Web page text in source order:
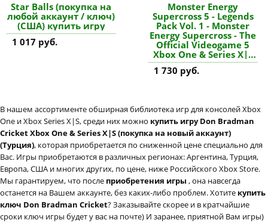
Star Balls (покупка на
любой аккаунт / ключ)
(США) купить игру
1 017 руб.
Monster Energy
Supercross 5 - Legends
Pack Vol. 1 - Monster
Energy Supercross - The
Official Videogame 5
Xbox One & Series X|S
(покупка на любой
аккаунт / ключ) (США)
1 730 руб.
В нашем ассортименте обширная библиотека игр для консолей Xbox
One и Xbox Series X|S, среди них можно купить игру Don Bradman
Cricket Xbox One & Series X|S (покупка на новый аккаунт)
(Турция), которая приобретается по сниженной цене специально для
Вас. Игры приобретаются в различных регионах: Аргентина, Турция,
Европа, США и многих других, по цене, ниже Российского Xbox Store.
Мы гарантируем, что после приобретения игры , она навсегда
останется на Вашем аккаунте, без каких-либо проблем. Хотите купить
ключ Don Bradman Cricket? Заказывайте скорее и в кратчайшие
сроки ключ игры будет у вас на почте) И заранее, приятной Вам игры)